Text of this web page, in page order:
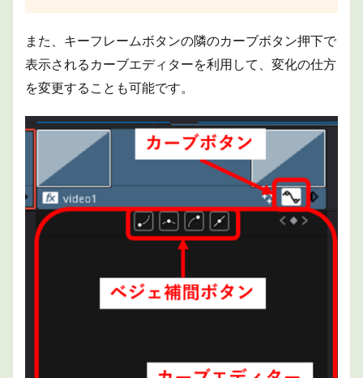
また、キーフレームボタンの隣のカーブボタン押下で
表示されるカーブエディターを利用して、変化の仕方
を変更することも可能です。